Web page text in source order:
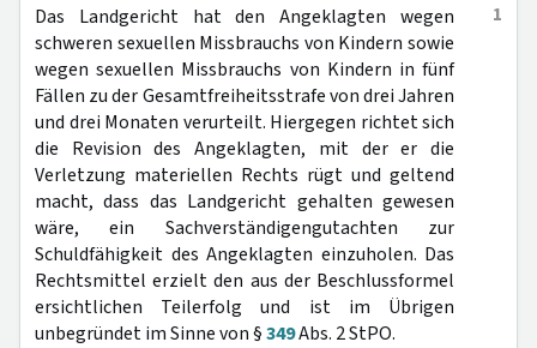
1
Das Landgericht hat den Angeklagten wegen
schweren sexuellen Missbrauchs von Kindern sowie
wegen sexuellen Missbrauchs von Kindern in fünf
Fällen zu der Gesamtfreiheitsstrafe von drei Jahren
und drei Monaten verurteilt. Hiergegen richtet sich
die Revision des Angeklagten, mit der er die
Verletzung materiellen Rechts rügt und geltend
macht, dass das Landgericht gehalten gewesen
wäre, ein Sachverständigengutachten zur
Schuldfähigkeit des Angeklagten einzuholen. Das
Rechtsmittel erzielt den aus der Beschlussformel
ersichtlichen Teilerfolg und ist im Übrigen
unbegründet im Sinne von §349Abs. 2 StPO.